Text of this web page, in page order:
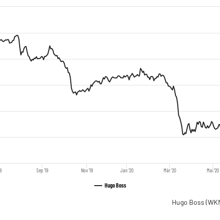
Hugo Boss
Sep '19 Nov '19 Jan '20 Mär '20 Mai '20
Hugo Boss